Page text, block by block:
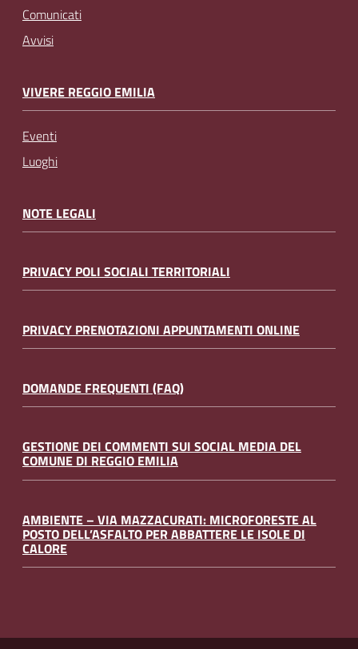
Comunicati
Avvisi
VIVERE REGGIO EMILIA
Eventi
Luoghi
NOTE LEGALI
PRIVACY POLI SOCIALI TERRITORIALI
PRIVACY PRENOTAZIONI APPUNTAMENTI ONLINE
DOMANDE FREQUENTI (FAQ)
GESTIONE DEI COMMENTI SUI SOCIAL MEDIA DEL
COMUNE DI REGGIO EMILIA
AMBIENTE – VIA MAZZACURATI: MICROFORESTE AL
POSTO DELL’ASFALTO PER ABBATTERE LE ISOLE DI
CALORE